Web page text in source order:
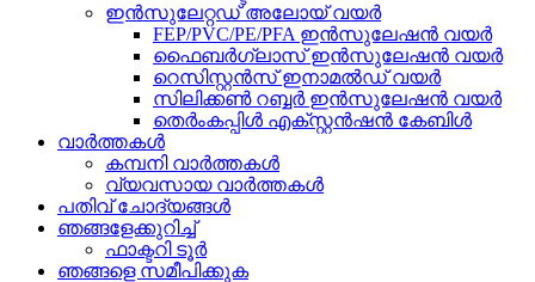
ഇൻസുലേറ്റഡ് അലോയ് വയർ
FEP/PVC/PE/PFA ഇൻസുലേഷൻ വയർ
ഫൈബർഗ്ലാസ് ഇൻസുലേഷൻ വയർ
റെസിസ്റ്റൻസ് ഇനാമൽഡ് വയർ
സിലിക്കൺ റബ്ബർ ഇൻസുലേഷൻ വയർ
തെർംകപ്പിൾ എക്സ്റ്റൻഷൻ കേബിൾ
വാർത്തകൾ
കമ്പനി വാർത്തകൾ
വ്യവസായ വാർത്തകൾ
പതിവ് ചോദ്യങ്ങൾ
ഞങ്ങളേക്കുറിച്ച്
ഫാക്ടറി ടൂർ
ഞങ്ങളെ സമീപിക്കുക